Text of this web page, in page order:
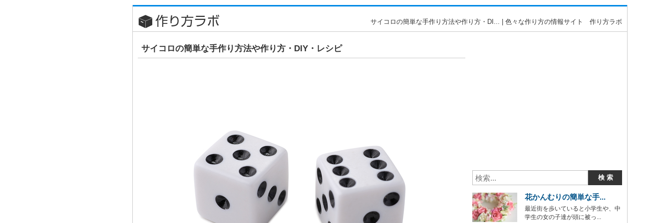
サイコロの簡単な手作り方法や作り方・DI... | 色々な作り方の情報サイト 作り方ラボ
サイコロの簡単な手作り方法や作り方・DIY・レシピ
花かんむりの簡単な手...
最近街を歩いていると小学生や、中
学生の女の子達が頭に被っ...